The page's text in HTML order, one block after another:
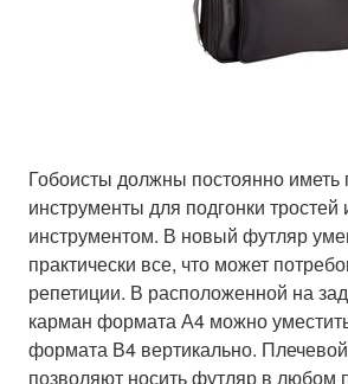
Гобоисты должны постоянно иметь
инструменты для подгонки тростей
инструментом. В новый футляр
практически все, что может
репетиции. В расположенной на
карман формата А4 можно
формата В4 вертикально.
позволяют носить футляр в любом